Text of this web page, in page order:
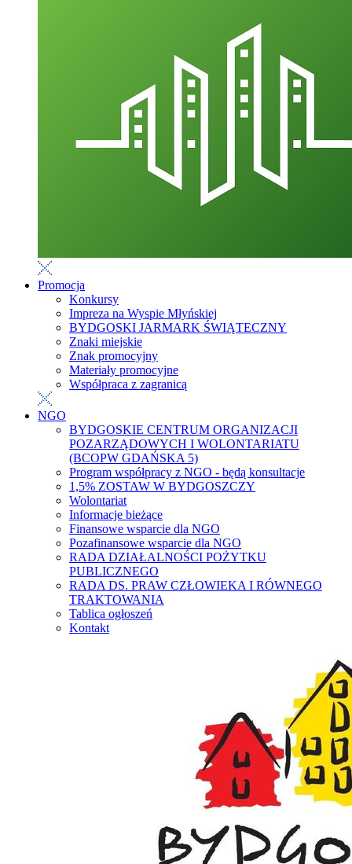
Promocja
Konkursy
Impreza na Wyspie Młyńskiej
BYDGOSKI JARMARK ŚWIĄTECZNY
Znaki miejskie
Znak promocyjny
Materiały promocyjne
Współpraca z zagranicą
NGO
BYDGOSKIE CENTRUM ORGANIZACJI
POZARZĄDOWYCH I WOLONTARIATU
(BCOPW GDAŃSKA 5)
Program współpracy z NGO - będą konsultacje
1,5% ZOSTAW W BYDGOSZCZY
Wolontariat
Informacje bieżące
Finansowe wsparcie dla NGO
Pozafinansowe wsparcie dla NGO
RADA DZIAŁALNOŚCI POŻYTKU
PUBLICZNEGO
RADA DS. PRAW CZŁOWIEKA I RÓWNEGO
TRAKTOWANIA
Tablica ogłoszeń
Kontakt